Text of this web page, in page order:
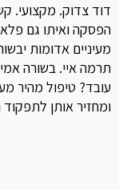
דוד צדוק. מקצועי.
הפסקה ואיתו גם
מעיניים אדומות
תרמה איי. בשורה
עובד? טיפול מהיר
ומחזיר אותן